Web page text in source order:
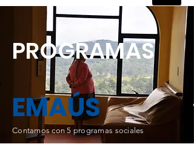
PROGRAMAS
EMAÚS
Contamos con 5 programas sociales